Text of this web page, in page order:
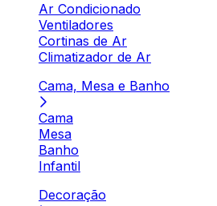
Ar Condicionado
Ventiladores
Cortinas de Ar
Climatizador de Ar
Cama, Mesa e Banho
Cama
Mesa
Banho
Infantil
Decoração